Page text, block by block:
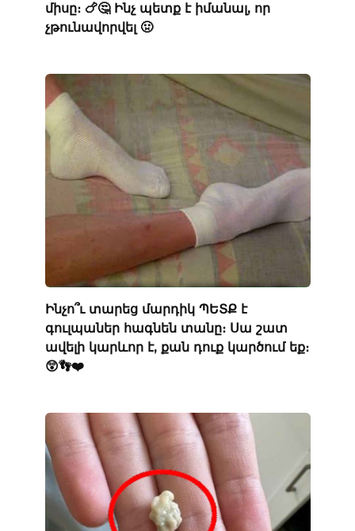
միսը։ 🍗🤔 Ինչ պետք է իմանալ, որ
չթունավորվել 🤢
Ինչո՞ւ տարեց մարդիկ ՊԵՏՔ է
գուլպաներ հագնեն տանը։ Սա շատ
ավելի կարևոր է, քան դուք կարծում եք։
😲👣❤️